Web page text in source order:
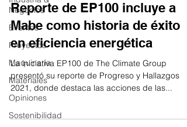
Negocios
Eventos
Proyectos
Maquinaria
Materiales
Opiniones
Sostenibilidad
Reporte de EP100 incluye a
Mabe como historia de éxito
en eficiencia energética
La iniciativa EP100 de The Climate Group
presentó su reporte de Progreso y Hallazgos
2021, donde destaca las acciones de las...